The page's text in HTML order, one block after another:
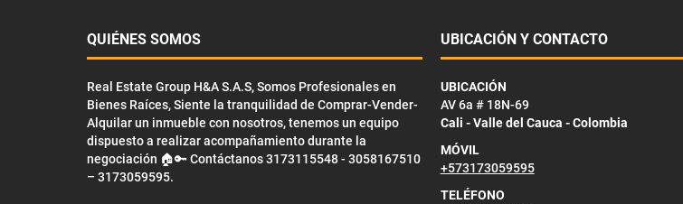
QUIÉNES SOMOS
Real Estate Group H&A S.A.S, Somos Profesionales en
Bienes Raíces, Siente la tranquilidad de Comprar-Vender-
Alquilar un inmueble con nosotros, tenemos un equipo
dispuesto a realizar acompañamiento durante la
negociación 🏠🔑 Contáctanos 3173115548 - 3058167510
– 3173059595.
UBICACIÓN Y CONTACTO
UBICACIÓN
AV 6a # 18N-69
Cali - Valle del Cauca - Colombia
MÓVIL
+573173059595
TELÉFONO